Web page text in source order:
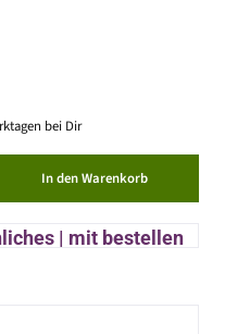
bei Dir
In den Warenkorb
| mit bestellen